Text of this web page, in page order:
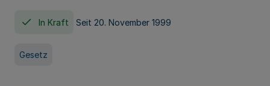
In Kraft Seit 20. November 1999
Gesetz